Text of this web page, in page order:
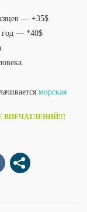
— +35$
год — *40$
морская
ВПЕЧАТЛЕНИЙ!!!